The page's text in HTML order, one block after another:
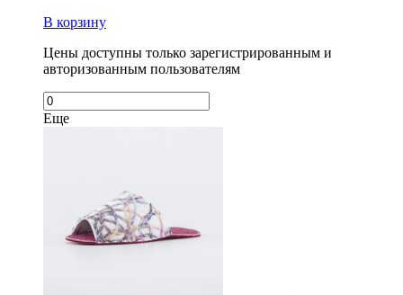
В корзину
Цены доступны только зарегистрированным и
авторизованным пользователям
Еще